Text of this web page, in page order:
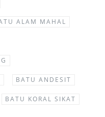
ALAM MAHAL
BATU ANDESIT
BATU KORAL SIKAT